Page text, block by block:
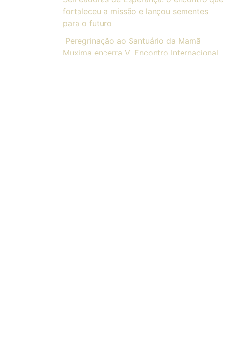
fortaleceu a missão e lançou sementes
para o futuro
Peregrinação ao Santuário da Mamã
Muxima encerra VI Encontro Internacional